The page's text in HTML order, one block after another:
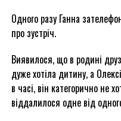
Одного разу Ганна
про зустріч.
Виявилося, що в родині
дуже хотіла дитину, а
в часі, він категорично не
віддалилося одне від